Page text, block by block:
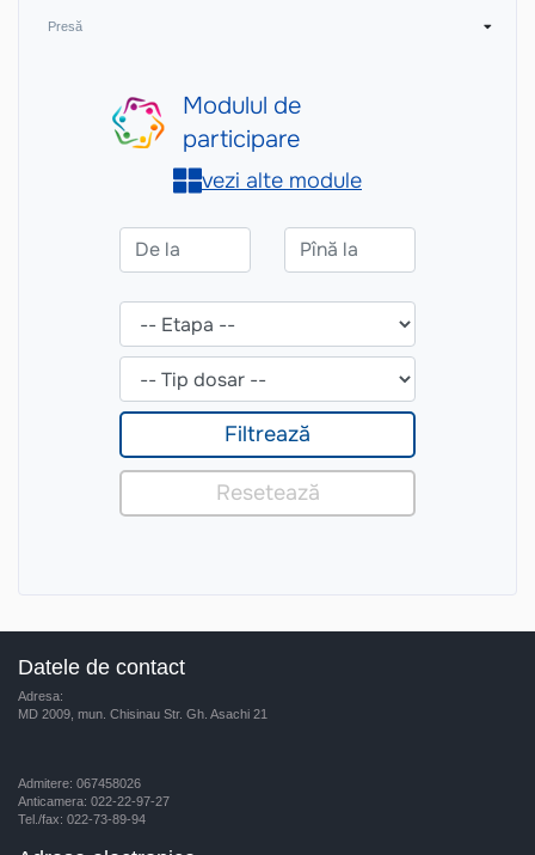
Presă
Datele de contact
Adresa:
MD 2009, mun. Chisinau Str. Gh. Asachi 21
Admitere: 067458026
Anticamera: 022-22-97-27
Tel./fax: 022-73-89-94